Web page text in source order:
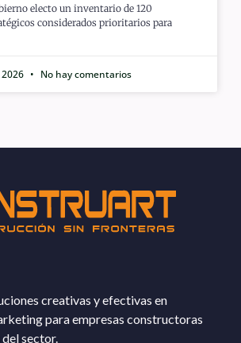
electo un inventario de 120
considerados prioritarios para
No hay comentarios
creativas y efectivas en
para empresas constructoras
sector.